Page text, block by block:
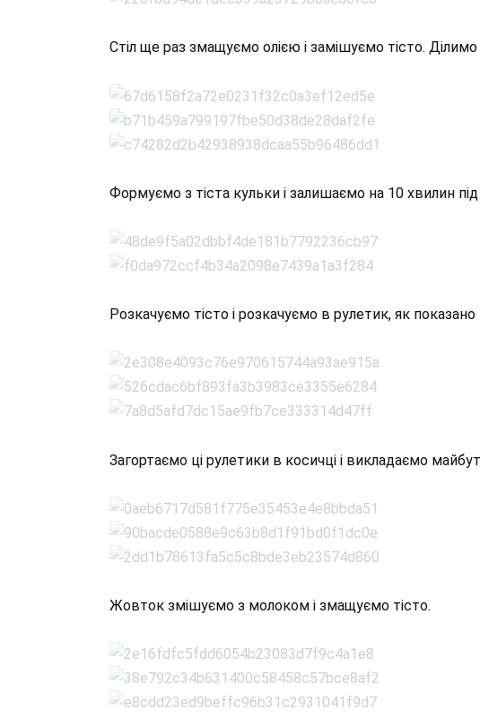
Стіл ще раз змащуємо олією і замішуємо тісто. Ділимо
Формуємо з тіста кульки і залишаємо на 10 хвилин
Розкачуємо тісто і розкачуємо в рулетик, як
Загортаємо ці рулетики в косичці і викладаємо
Жовток змішуємо з молоком і змащуємо тісто.